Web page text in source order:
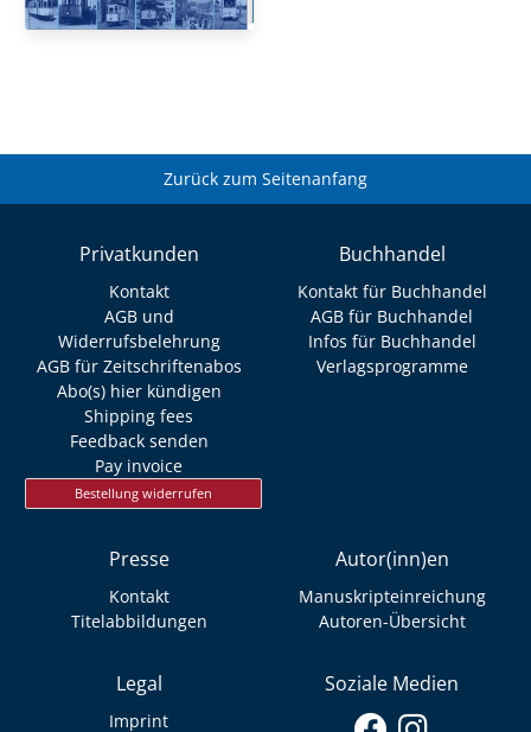
Zurück zum Seitenanfang
Privatkunden
Kontakt
AGB und
Widerrufsbelehrung
AGB für Zeitschriftenabos
Abo(s) hier kündigen
Shipping fees
Feedback senden
Pay invoice
Bestellung widerrufen
Buchhandel
Kontakt für Buchhandel
AGB für Buchhandel
Infos für Buchhandel
Verlagsprogramme
Presse
Kontakt
Titelabbildungen
Autor(inn)en
Manuskripteinreichung
Autoren-Übersicht
Legal
Imprint
Soziale Medien